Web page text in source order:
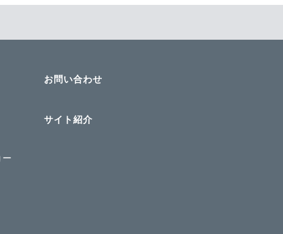
お問い合わせ
サイト紹介